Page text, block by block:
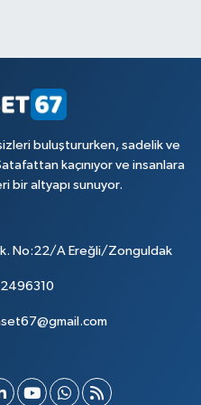
buluştururken, sadelik ve
kaçınıyor ve insanlara
bir altyapı sunuyor.
No:22/A Ereğli/Zonguldak